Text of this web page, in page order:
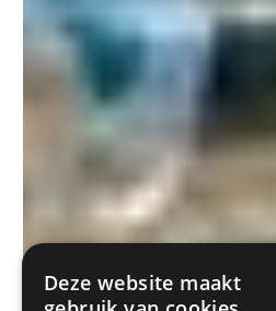
Deze website maakt